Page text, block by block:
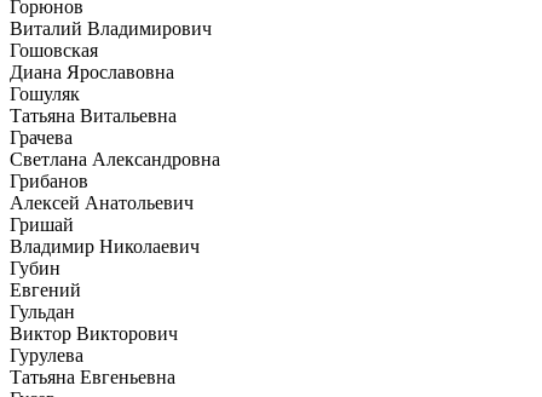
Горюнов
Виталий Владимирович
Гошовская
Диана Ярославовна
Гошуляк
Татьяна Витальевна
Грачева
Светлана Александровна
Грибанов
Алексей Анатольевич
Гришай
Владимир Николаевич
Губин
Евгений
Гульдан
Виктор Викторович
Гурулева
Татьяна Евгеньевна